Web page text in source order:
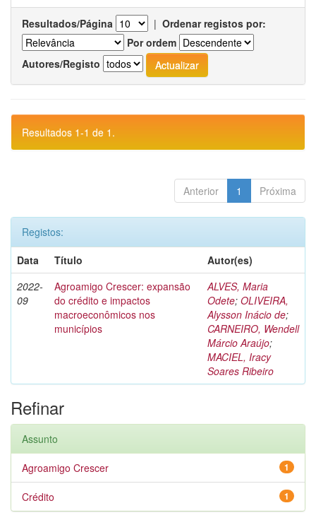
Resultados/Página | Ordenar registos por:
Por ordem
Autores/Registo
Resultados 1-1 de 1.
Anterior 1 Próxima
Registos:
Data
Título
Autor(es)
2022-
09
Agroamigo Crescer: expansão
do crédito e impactos
macroeconômicos nos
municípios
ALVES, Maria
Odete; OLIVEIRA,
Alysson Inácio de;
CARNEIRO, Wendell
Márcio Araújo;
MACIEL, Iracy
Soares Ribeiro
Refinar
Assunto
1
Agroamigo Crescer
1
Crédito